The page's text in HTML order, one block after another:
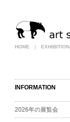
INFORMATION
2026年の展覧会
HOME | EXHIBITION